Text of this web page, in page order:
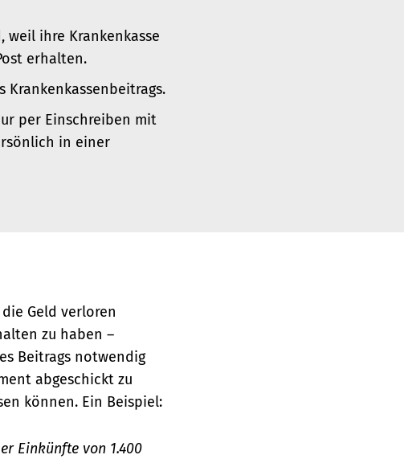
ihre Krankenkasse
erhalten.
Krankenkassenbeitrags.
per Einschreiben mit
in einer
Geld verloren
zu haben –
Beitrags notwendig
abgeschickt zu
können. Ein Beispiel:
Einkünfte von 1.400